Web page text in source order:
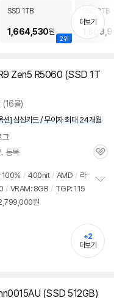
치
기
2위
SSD 1TB
1,664,530원
SSD 2TB
더보기
Zen5 R5060 (SSD 1T
(16몰)
] 삼성카드 / 무이자 최대 24개월
그
등록
관
100% / 400nit / AMD / 라
/ VRAM: 8GB / TGP: 115
원
기
+2
더보기
(SSD 512GB)